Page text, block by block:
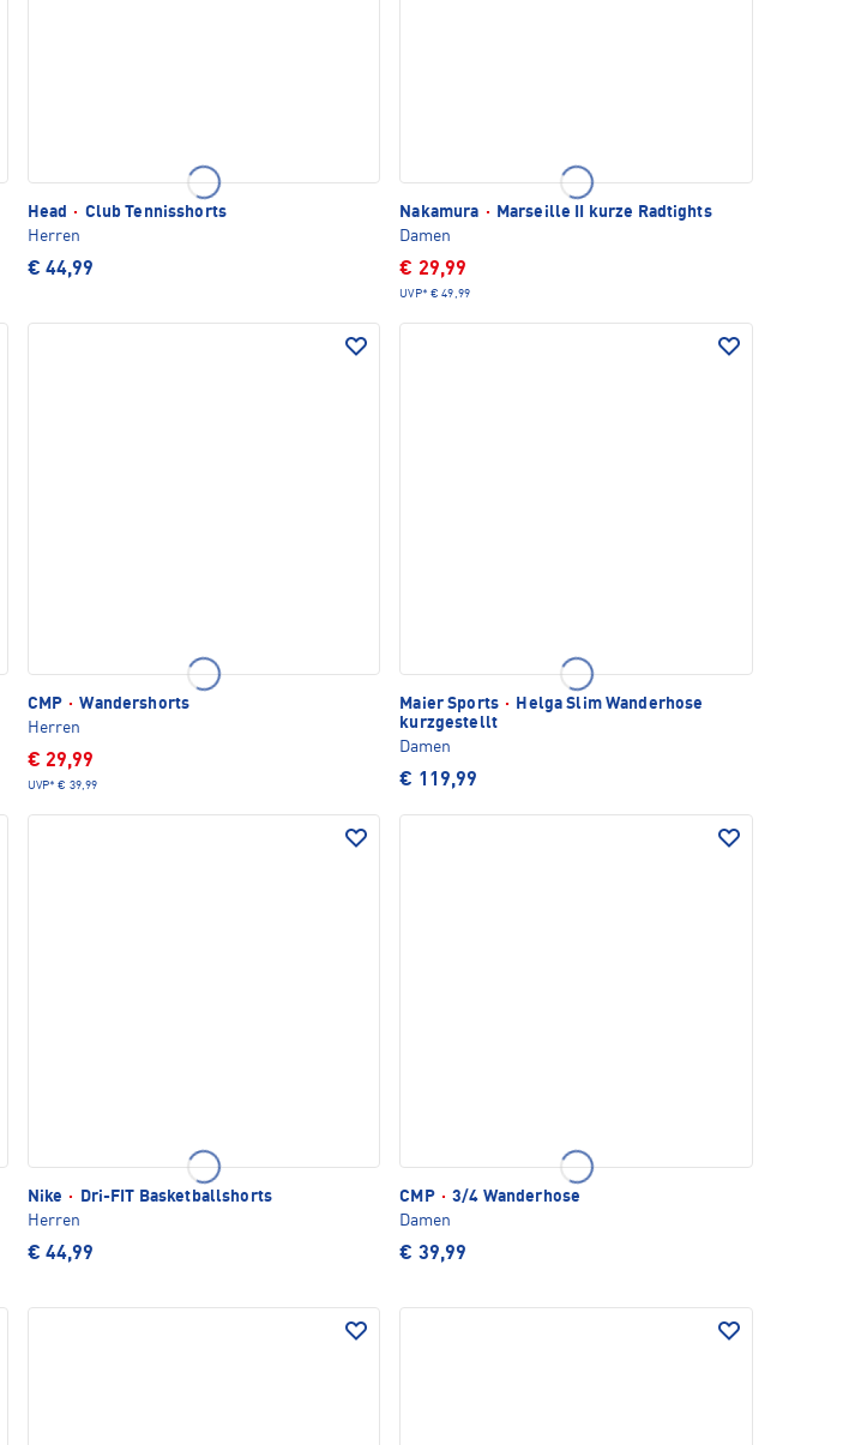
Head · Club Tennisshorts
Herren
€ 44,99
Nakamura ·
Marseille II kurze Radtights
Damen
€ 29,99
UVP* € 49,99
CMP · Wandershorts
Herren
€ 29,99
UVP* € 39,99
Maier Sports ·
Helga Slim Wanderhose
kurzgestellt
Damen
€ 119,99
Nike ·
Dri-FIT Basketballshorts
Herren
€ 44,99
CMP · 3/4 Wanderhose
Damen
€ 39,99